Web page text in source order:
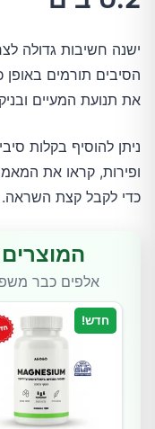
ישנה חשיבות גדולה
הסיבים תורמים באופן
את תנועת המעיים
ניתן להוסיף בקלות
ופירות, קראו את
כדי לקבל קצת השראה.
אלפים כבר
חדש!